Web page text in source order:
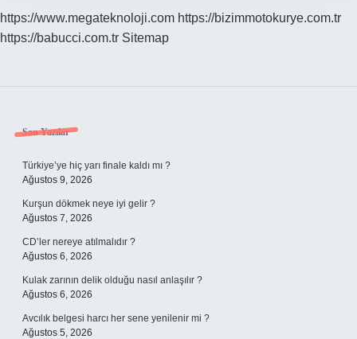
https://www.megateknoloji.com https://bizimmotokurye.com.tr
https://babucci.com.tr Sitemap
Sidebar
Son Yazılar
Türkiye’ye hiç yarı finale kaldı mı ?
Ağustos 9, 2026
Kurşun dökmek neye iyi gelir ?
Ağustos 7, 2026
CD’ler nereye atılmalıdır ?
Ağustos 6, 2026
Kulak zarının delik olduğu nasıl anlaşılır ?
Ağustos 6, 2026
Avcılık belgesi harcı her sene yenilenir mi ?
Ağustos 5, 2026